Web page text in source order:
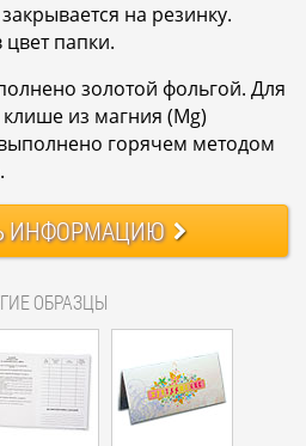
на резинку.
цвет папки.
золотой фольгой. Для
из магния (Mg)
горячем методом
ИНФОРМАЦИЮ
ОБРАЗЦЫ